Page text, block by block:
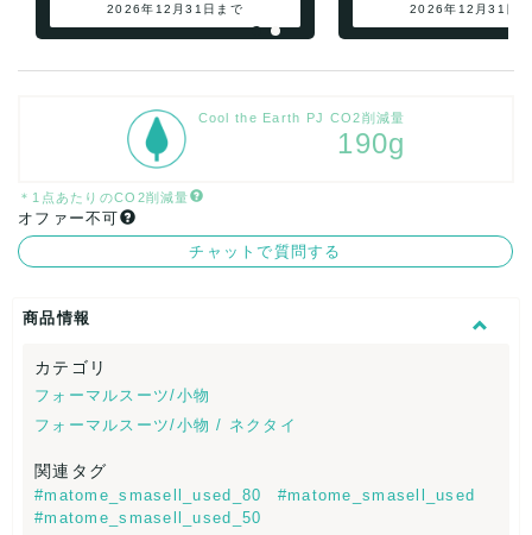
2026年12月31日まで 2026年12月31日
Cool the Earth PJ CO2削減量
190g
＊1点あたりのCO2削減量
オファー不可
チャットで質問する
商品情報
カテゴリ
フォーマルスーツ/小物
フォーマルスーツ/小物 / ネクタイ
関連タグ
#matome_smasell_used_80
#matome_smasell_used
#matome_smasell_used_50